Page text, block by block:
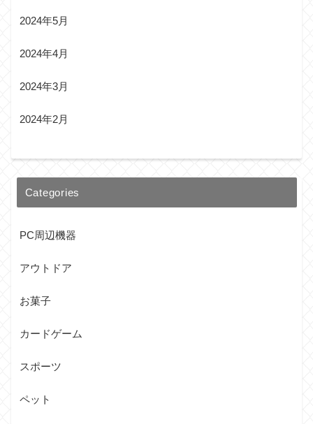
2024年5月
2024年4月
2024年3月
2024年2月
Categories
PC周辺機器
アウトドア
お菓子
カードゲーム
スポーツ
ペット